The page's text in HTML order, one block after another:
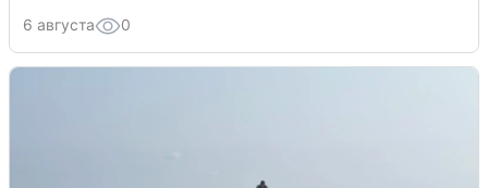
6 августа 0